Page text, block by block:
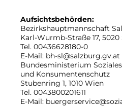
Aufsichtsbehörden:
Bezirkshauptmannschaft
Karl-Wurmb-Straße 17, 5020
Tel. 00436628180-0
E-Mail: bh-sl@salzburg.gv.at
Bundesministerium
und Konsumentenschutz
Stubenring 1, 1010 Wien
Tel. 0043800201611
E-Mail: